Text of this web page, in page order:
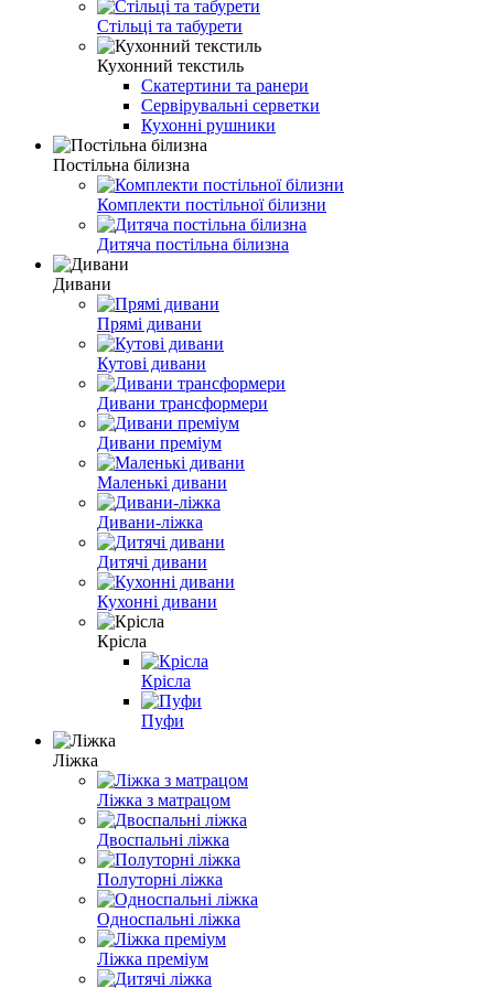
Стільці та табурети
Кухонний текстиль
Скатертини та ранери
Сервірувальні серветки
Кухонні рушники
Постільна білизна
Комплекти постільної білизни
Дитяча постільна білизна
Дивани
Прямі дивани
Кутові дивани
Дивани трансформери
Дивани преміум
Маленькі дивани
Дивани-ліжка
Дитячі дивани
Кухонні дивани
Крісла
Крісла
Пуфи
Ліжка
Ліжка з матрацом
Двоспальні ліжка
Полуторні ліжка
Односпальні ліжка
Ліжка преміум